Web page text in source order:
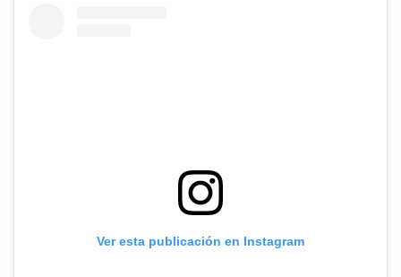
Ver esta publicación en Instagram